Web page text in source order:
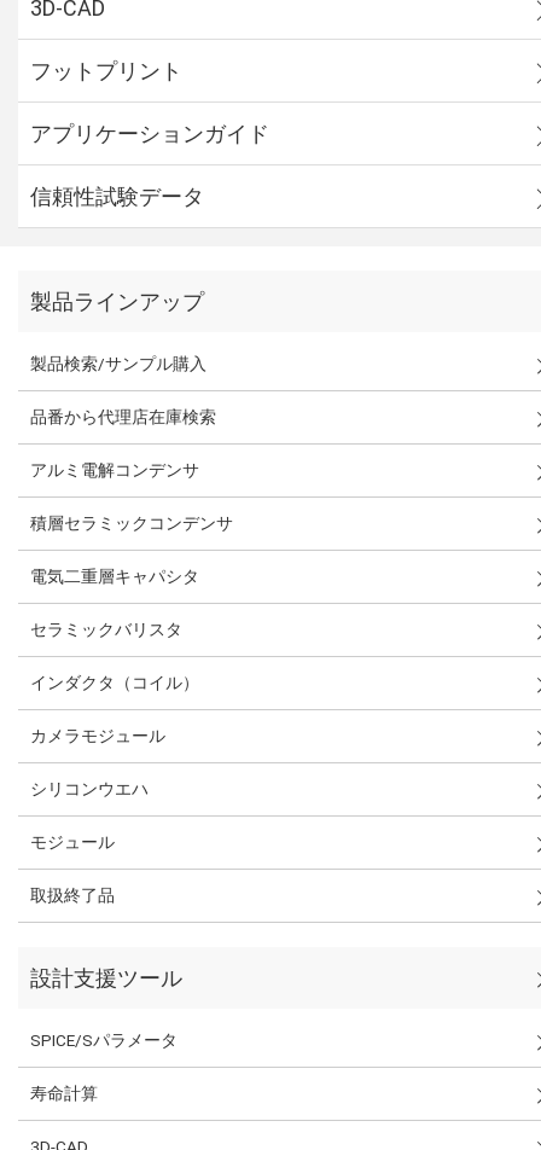
3D-CAD
フットプリント
アプリケーションガイド
信頼性試験データ
製品ラインアップ
製品検索/サンプル購入
品番から代理店在庫検索
アルミ電解コンデンサ
積層セラミックコンデンサ
電気二重層キャパシタ
セラミックバリスタ
インダクタ（コイル）
カメラモジュール
シリコンウエハ
モジュール
取扱終了品
設計支援ツール
SPICE/Sパラメータ
寿命計算